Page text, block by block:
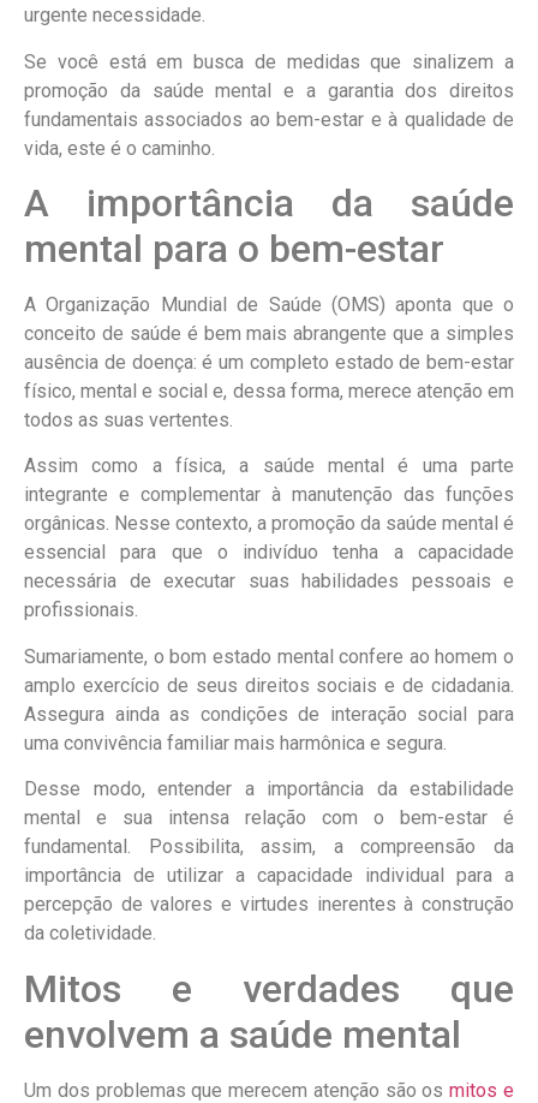
urgente necessidade.
Se você está em busca de medidas que sinalizem a
promoção da saúde mental e a garantia dos direitos
fundamentais associados ao bem-estar e à qualidade de
vida, este é o caminho.
A importância da saúde
mental para o bem-estar
A Organização Mundial de Saúde (OMS) aponta que o
conceito de saúde é bem mais abrangente que a simples
ausência de doença: é um completo estado de bem-estar
físico, mental e social e, dessa forma, merece atenção em
todos as suas vertentes.
Assim como a física, a saúde mental é uma parte
integrante e complementar à manutenção das funções
orgânicas. Nesse contexto, a promoção da saúde mental é
essencial para que o indivíduo tenha a capacidade
necessária de executar suas habilidades pessoais e
profissionais.
Sumariamente, o bom estado mental confere ao homem o
amplo exercício de seus direitos sociais e de cidadania.
Assegura ainda as condições de interação social para
uma convivência familiar mais harmônica e segura.
Desse modo, entender a importância da estabilidade
mental e sua intensa relação com o bem-estar é
fundamental. Possibilita, assim, a compreensão da
importância de utilizar a capacidade individual para a
percepção de valores e virtudes inerentes à construção
da coletividade.
Mitos e verdades que
envolvem a saúde mental
Um dos problemas que merecem atenção são osmitos e